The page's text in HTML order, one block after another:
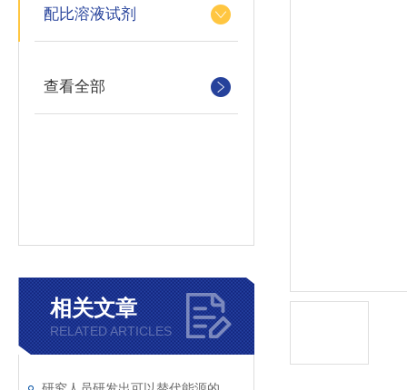
配比溶液试剂
查看全部
相关文章
RELATED ARTICLES